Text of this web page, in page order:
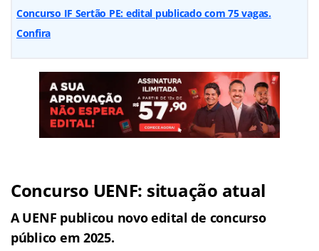
Concurso IF Sertão PE: edital publicado com 75 vagas.
Confira
Concurso UENF: situação atual
A UENF publicou novo edital de concurso
público em 2025.